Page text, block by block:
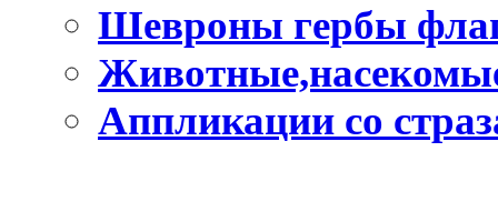
Шевроны гербы
Аппликации со